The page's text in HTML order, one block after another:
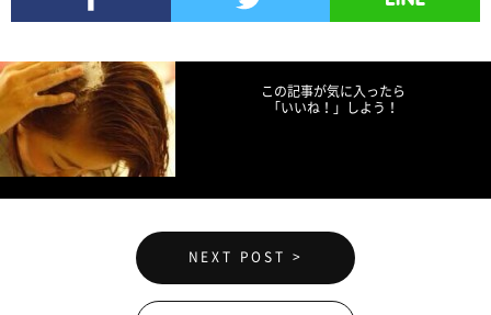
この記事が気に入ったら
「いいね！」しよう！
NEXT POST >